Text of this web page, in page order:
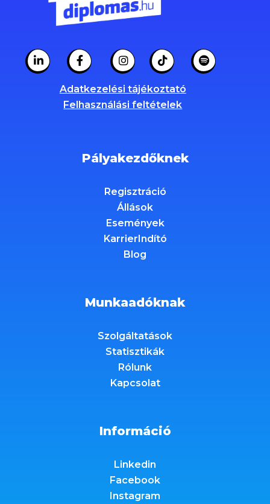
Adatkezelési tájékoztató
Felhasználási feltételek
Pályakezdőknek
Regisztráció
Állások
Események
KarrierIndító
Blog
Munkaadóknak
Szolgáltatások
Statisztikák
Rólunk
Kapcsolat
Információ
Linkedin
Facebook
Instagram